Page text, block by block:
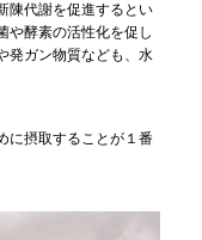
陳代謝を促進するとい
や酵素の活性化を促し
発ガン物質なども、水
に摂取することが１番